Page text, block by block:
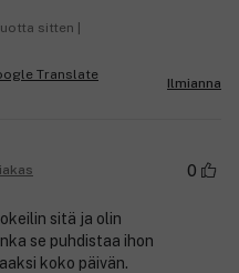
sitten |
Ilmianna
0
sitä ja olin
se puhdistaa ihon
koko päivän.